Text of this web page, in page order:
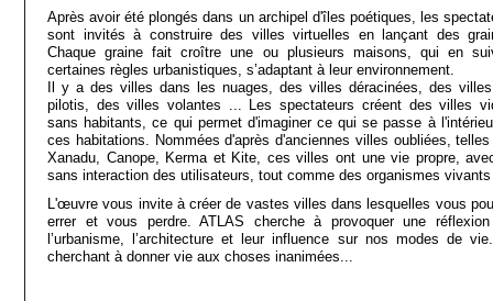
Après avoir été plongés dans un archipel d'îles poétiques, les
sont invités à construire des villes virtuelles en lançant des
Chaque graine fait croître une ou plusieurs maisons, qui en
certaines règles urbanistiques, s’adaptant à leur environnement.
Il y a des villes dans les nuages, des villes déracinées, des
pilotis, des villes volantes ... Les spectateurs créent des villes
sans habitants, ce qui permet d'imaginer ce qui se passe à
ces habitations. Nommées d'après d'anciennes villes oubliées, telles
Xanadu, Canope, Kerma et Kite, ces villes ont une vie propre,
sans interaction des utilisateurs, tout comme des organismes
L'œuvre vous invite à créer de vastes villes dans lesquelles vous
errer et vous perdre. ATLAS cherche à provoquer une
l’urbanisme, l’architecture et leur influence sur nos modes de
cherchant à donner vie aux choses inanimées...